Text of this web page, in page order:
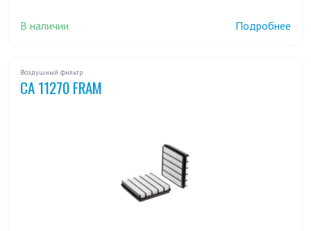
В наличии Подробнее
Воздушный фильтр
CA 11270 FRAM